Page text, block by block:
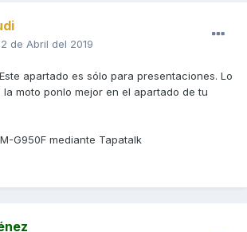
de Abril del 2019
apartado es sólo para presentaciones. Lo
moto ponlo mejor en el apartado de tu
G950F mediante Tapatalk